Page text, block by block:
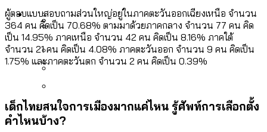
กทม. มีอำนาจแค่ไหน ในการแก้ปัญหาให้คน
ที่อาศัยอยู่ในกรุงเทพฯ
งบระบายน้ำ-ป้องกันน้ำท่วม 4 ปี (2566-
2569) ของ กทม. ในยุคชัชชาติ ลงเขตไหน
ความขัดแย้งไทย-กัมพูชา
คอนเสิร์ตและแฟนมีตติ้งในไทยจำนวน 526
งาน ตั้งแต่ปี 2023-2024
สำรวจเศรษฐกิจในกรุงเทพฯ ผ่าน
Bangkok Index 2025
สำรวจงบประมาณรายเขตในกรุงเทพฯ
ผ่าน Bangkok Index 2025
กรุงเทพฯ เมืองสังคมผู้สูงอายุ [ข้อมูลดิบ]
กรุงเทพฯ เมืองสังคมผู้สูงอายุ : 36 เขตมี
สำรวจเหตุไฟไหม้ในกรุงเทพฯ 2568
[ข้อมูลดิบ]
[ข้อมูลดิบ]
DEMO Thailand
About Us
ผู้ตอบแบบสอบถามส่วนใหญ่อยู่ในภาคตะวันออกเฉียงเหนือ จำนวน
364 คน คิดเป็น 70.68% ตามมาด้วยภาคกลาง จำนวน 77 คน คิด
เป็น 14.95% ภาคเหนือ จำนวน 42 คน คิดเป็น 8.16% ภาคใต้
จำนวน 21 คน คิดเป็น 4.08% ภาคตะวันออก จำนวน 9 คน คิดเป็น
1.75% และภาคตะวันตก จำนวน 2 คน คิดเป็น 0.39%
เด็กไทยสนใจการเมืองมากแค่ไหน รู้ศัพท์การเลือกตั้ง
คำไหนบ้าง?